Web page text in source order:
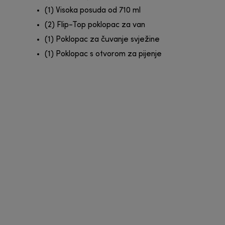
(1) Visoka posuda od 710 ml
(2) Flip-Top poklopac za van
(1) Poklopac za čuvanje svježine
(1) Poklopac s otvorom za pijenje